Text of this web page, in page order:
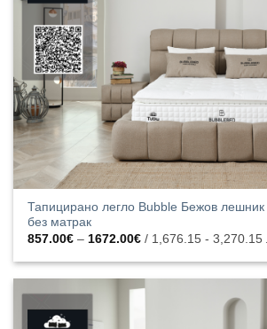
Тапицирано легло Bubble Бежов лешник
без матрак
857.00€ – 1672.00€Price
857.00€
/ 1,676.15 - 3,270.15